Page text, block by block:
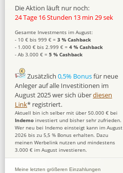
Die Aktion läuft nur noch:
24 Tage 16 Stunden 13 min 27 sek
Gesamte Investments im August:
- 10 € bis 999 € = 3 % Cashback
- 1.000 € bis 2.999 € = 4 % Cashback
- Ab 3.000 € = 5 % Cashback
Zusätzlich 0,5% Bonusfür neue
Anleger auf alle Investitionen im
August 2025 wer sich überdiesen
Link* registriert.
Aktuell bin ich selber mit über 50.000 € bei
Indemo investiert und bisher sehr zufrieden.
Wer neu bei Indemo einsteigt kann im August
2026 bis zu 5,5 % Bonus erhalten. Dazu
meinen Werbelink nutzen und mindestens
3.000 € im August investieren.
Meine letzten größeren Einzahlungen